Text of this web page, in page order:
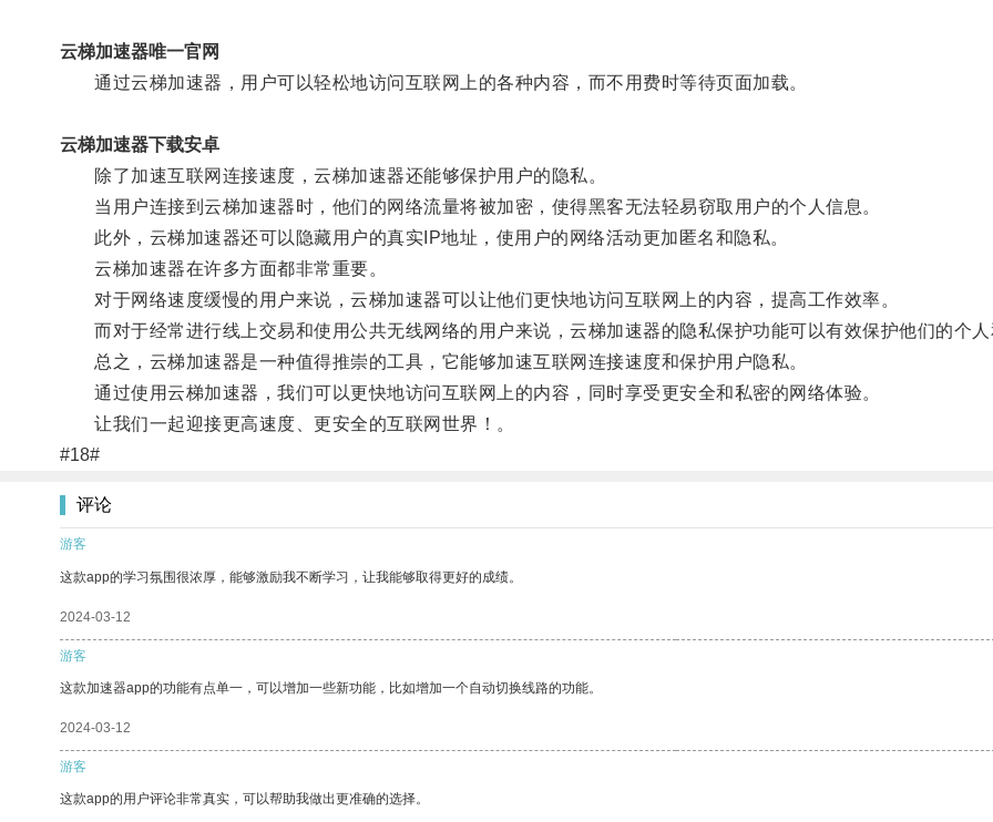
云梯加速器唯一官网
通过云梯加速器，用户可以轻松地访问互联网上的各种内容，而不用费时等待页面加载。
云梯加速器下载安卓
除了加速互联网连接速度，云梯加速器还能够保护用户的隐私。
当用户连接到云梯加速器时，他们的网络流量将被加密，使得黑客无法轻易窃取用户的个人信息。
此外，云梯加速器还可以隐藏用户的真实IP地址，使用户的网络活动更加匿名和隐私。
云梯加速器在许多方面都非常重要。
对于网络速度缓慢的用户来说，云梯加速器可以让他们更快地访问互联网上的内容，提高工作效率。
而对于经常进行线上交易和使用公共无线网络的用户来说，云梯加速器的隐私保护功能可以有效保护他们的个人
总之，云梯加速器是一种值得推崇的工具，它能够加速互联网连接速度和保护用户隐私。
通过使用云梯加速器，我们可以更快地访问互联网上的内容，同时享受更安全和私密的网络体验。
让我们一起迎接更高速度、更安全的互联网世界！。
#18#
评论
游客
这款app的学习氛围很浓厚，能够激励我不断学习，让我能够取得更好的成绩。
2024-03-12
游客
这款加速器app的功能有点单一，可以增加一些新功能，比如增加一个自动切换线路的功能。
2024-03-12
游客
这款app的用户评论非常真实，可以帮助我做出更准确的选择。